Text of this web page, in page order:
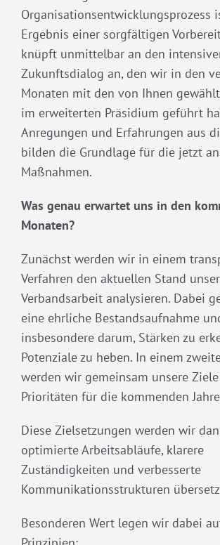
Organisationsentwicklungsprozess
Ergebnis einer sorgfältigen
knüpft unmittelbar an den
Zukunftsdialog an, den wir in den
Monaten mit den von Ihnen
im erweiterten Präsidium geführt
Anregungen und Erfahrungen aus
bilden die Grundlage für die jetzt
Maßnahmen.
Was genau erwartet uns in den
Monaten?
Zunächst werden wir in einem
Verfahren den aktuellen Stand
Verbandsarbeit analysieren. Dabei
eine ehrliche Bestandsaufnahme
insbesondere darum, Stärken zu
Potenziale zu heben. In einem
werden wir gemeinsam unsere
Prioritäten für die kommenden
Diese Zielsetzungen werden wir
optimierte Arbeitsabläufe, klarere
Zuständigkeiten und verbesserte
Kommunikationsstrukturen
Besonderen Wert legen wir dabei